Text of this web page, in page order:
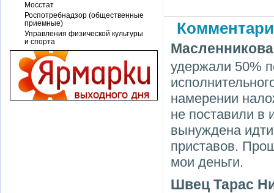
удержали 50%
намерении
не поставили в
вынуждена
приставов.
мои деньги.
Швец Тарас
Мосстат
Роспотребнадзор (общественные
приемные)
Управления физической культуры
и спорта